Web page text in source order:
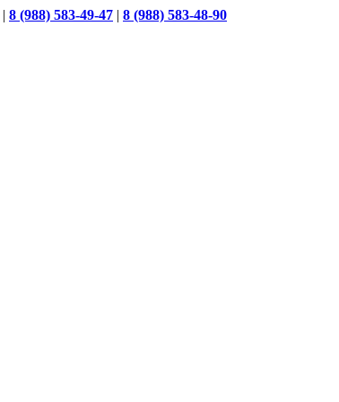
| 8 (988) 583-49-47 | 8 (988) 583-48-90